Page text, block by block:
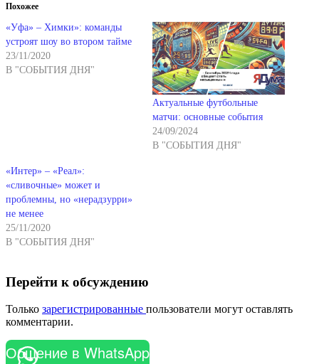
Похожее
«Уфа» – Химки»: команды
устроят шоу во втором тайме
23/11/2020
В "СОБЫТИЯ ДНЯ"
Актуальные футбольные
матчи: основные события
24/09/2024
В "СОБЫТИЯ ДНЯ"
«Интер» – «Реал»:
«сливочные» может и
проблемны, но «нерадзурри»
не менее
25/11/2020
В "СОБЫТИЯ ДНЯ"
Перейти к обсуждению
Только зарегистрированные пользователи могут оставлять
комментарии.
Общение в WhatsApp